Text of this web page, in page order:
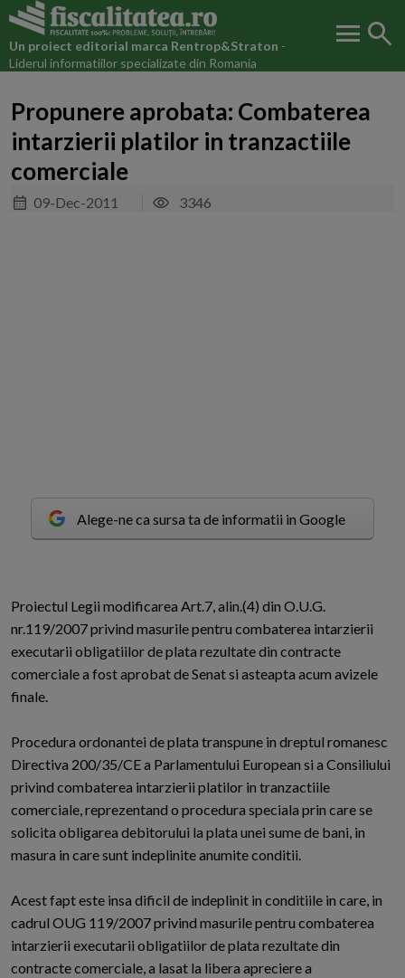
Un proiect editorial marca Rentrop&Straton -
Liderul informatiilor specializate din Romania
menu search
Propunere aprobata: Combaterea
intarzierii platilor in tranzactiile
comerciale
09-Dec-2011 3346
Alege-ne ca sursa ta de informatii in Google
Proiectul Legii modificarea Art.7, alin.(4) din O.U.G.
nr.119/2007 privind masurile pentru combaterea intarzierii
executarii obligatiilor de plata rezultate din contracte
comerciale a fost aprobat de Senat si asteapta acum avizele
finale.
Procedura ordonantei de plata transpune in dreptul romanesc
Directiva 200/35/CE a Parlamentului European si a Consiliului
privind combaterea intarzierii platilor in tranzactiile
comerciale, reprezentand o procedura speciala prin care se
solicita obligarea debitorului la plata unei sume de bani, in
masura in care sunt indeplinite anumite conditii.
Acest fapt este insa dificil de indeplinit in conditiile in care, in
cadrul OUG 119/2007 privind masurile pentru combaterea
intarzierii executarii obligatiilor de plata rezultate din
contracte comerciale, a lasat la libera apreciere a